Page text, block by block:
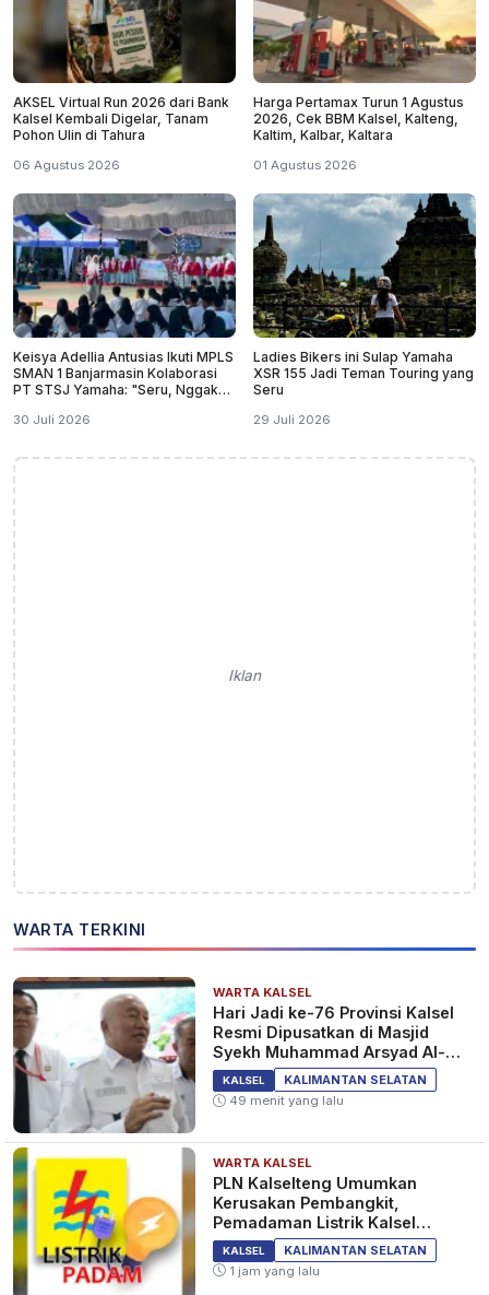
AKSEL Virtual Run 2026 dari Bank
Kalsel Kembali Digelar, Tanam
Pohon Ulin di Tahura
06 Agustus 2026
Harga Pertamax Turun 1 Agustus
2026, Cek BBM Kalsel, Kalteng,
Kaltim, Kalbar, Kaltara
01 Agustus 2026
Keisya Adellia Antusias Ikuti MPLS
SMAN 1 Banjarmasin Kolaborasi
PT STSJ Yamaha: "Seru, Nggak
30 Juli 2026
Ladies Bikers ini Sulap Yamaha
XSR 155 Jadi Teman Touring yang
Seru
29 Juli 2026
Iklan
WARTA TERKINI
WARTA KALSEL
Hari Jadi ke-76 Provinsi Kalsel
Resmi Dipusatkan di Masjid
Syekh Muhammad Arsyad Al-
Banjari
KALSEL
KALIMANTAN SELATAN
49 menit yang lalu
WARTA KALSEL
PLN Kalselteng Umumkan
Kerusakan Pembangkit,
Pemadaman Listrik Kalsel
Diperpanjang?
KALSEL
KALIMANTAN SELATAN
1 jam yang lalu